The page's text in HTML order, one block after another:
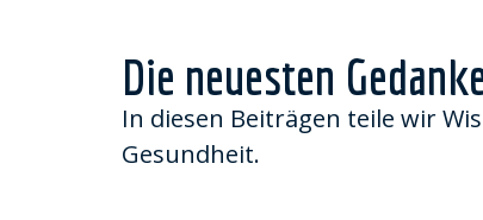
Die neuesten
In diesen Beiträgen teile wir
Gesundheit.